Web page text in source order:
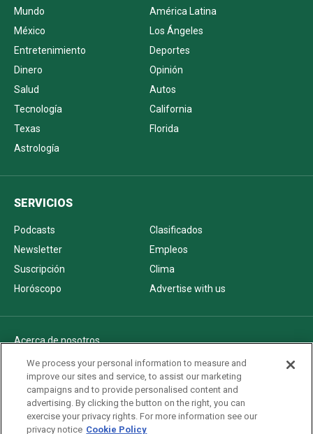
Mundo
América Latina
México
Los Ángeles
Entretenimiento
Deportes
Dinero
Opinión
Salud
Autos
Tecnología
California
Texas
Florida
Astrología
SERVICIOS
Podcasts
Clasificados
Newsletter
Empleos
Suscripción
Clima
Horóscopo
Advertise with us
Acerca de nosotros
Politica de privacidad
Pautas Editoriales
AdChoices
Advertise with us
We process your personal information to measure and
improve our sites and service, to assist our marketing
campaigns and to provide personalised content and
advertising. By clicking the button on the right, you can
exercise your privacy rights. For more information see our
privacy notice Cookie Policy